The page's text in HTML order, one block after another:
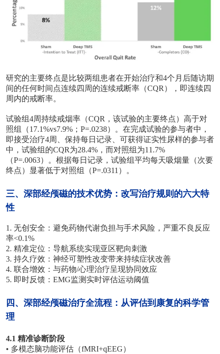
研究的主要终点是比较两组患者在开始治疗和4个月后随访期
间的任何时间点连续四周的连续戒断率（CQR），即连续四
周内的戒断率。
试验组4周持续戒烟率（CQR，该试验的主要终点）高于对
照组（17.1%vs7.9%；P=.0238）。在完成试验的参与者中，
即接受治疗4周、保持每日记录、可获得证实性尿样的参与者
中，试验组的CQR为28.4%，而对照组为11.7%
（P=.0063）。根据每日记录，试验组平均每天吸烟量（次要
终点）显著低于对照组（P=.0311）。
三、深部经颅磁的技术优势：改写治疗规则的六大特
性
1. 无创安全 ：避免药物代谢负担与手术风险，严重不良反应
率<0.1%
2. 精准定位 ：导航系统实现亚区靶向刺激
3. 持久疗效 ：神经可塑性改变带来持续症状改善
4. 联合增效 ：与药物/心理治疗呈现协同效应
5. 即时反馈 ： EMG监测实时评估运动阈值
四、深部经颅磁治疗全流程：从评估到康复的科学管
理
4.1 精准诊断阶段
• 多模态脑功能评估（fMRI+qEEG）